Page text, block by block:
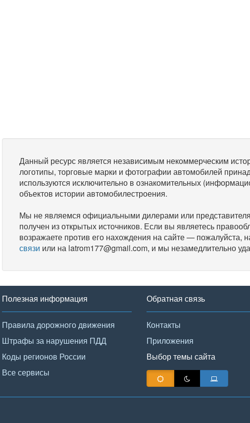
Данный ресурс является независимым некоммерческим
логотипы, торговые марки и фотографии автомобилей
используются исключительно в ознакомительных
объектов истории автомобилестроения.
Мы не являемся официальными дилерами или
получен из открытых источников. Если вы являетесь
возражаете против его нахождения на сайте — пожалуйста,
связи или на latrom177@gmail.com, и мы незамедлительно
Полезная информация
Правила дорожного движения
Штрафы за нарушения ПДД
Коды регионов России
Все сервисы
Обратная связь
Контакты
Приложения
Выбор темы сайта